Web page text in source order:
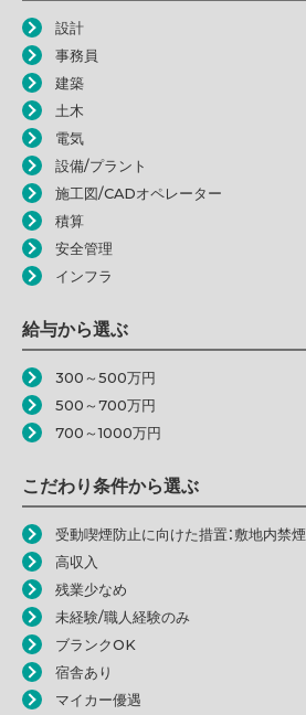
設計
事務員
建築
土木
電気
設備/プラント
施工図/CADオペレーター
積算
安全管理
インフラ
給与から選ぶ
300～500万円
500～700万円
700～1000万円
こだわり条件から選ぶ
受動喫煙防止に向けた措置：敷地内禁煙
高収入
残業少なめ
未経験/職人経験のみ
ブランクOK
宿舎あり
マイカー優遇